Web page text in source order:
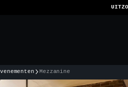
Mezzanine